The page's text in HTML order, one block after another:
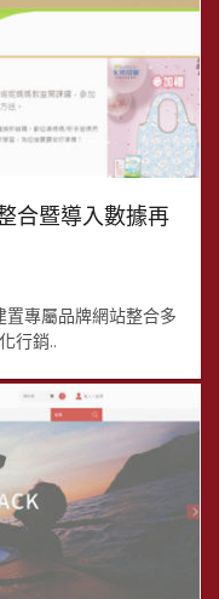
合暨導入數據再
專屬品牌網站整合多
行銷..